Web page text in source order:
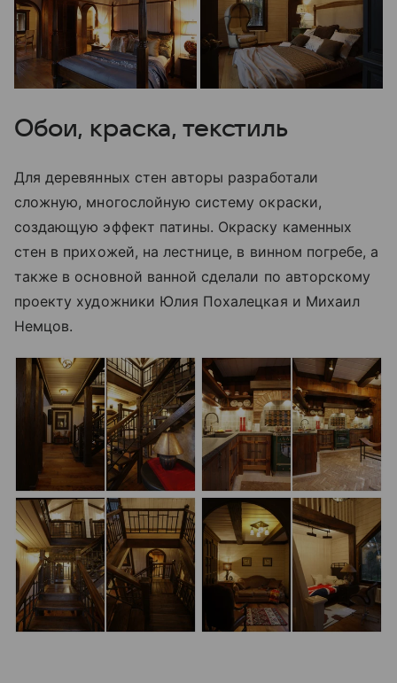
Обои, краска, текстиль
Для деревянных стен авторы разработали
сложную, многослойную систему окраски,
создающую эффект патины. Окраску каменных
стен в прихожей, на лестнице, в винном погребе, а
также в основной ванной сделали по авторскому
проекту художники Юлия Похалецкая и Михаил
Немцов.